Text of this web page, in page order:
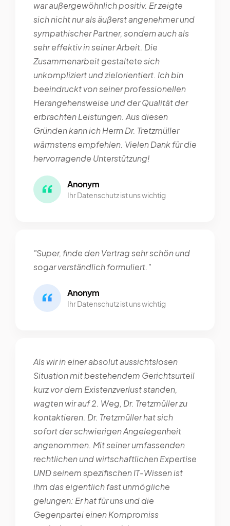
war außergewöhnlich positiv. Er zeigte
sich nicht nur als äußerst angenehmer und
sympathischer Partner, sondern auch als
sehr effektiv in seiner Arbeit. Die
Zusammenarbeit gestaltete sich
unkompliziert und zielorientiert. Ich bin
beeindruckt von seiner professionellen
Herangehensweise und der Qualität der
erbrachten Leistungen. Aus diesen
Gründen kann ich Herrn Dr. Tretzmüller
wärmstens empfehlen. Vielen Dank für die
hervorragende Unterstützung!
Anonym
Ihr Datenschutz ist uns wichtig
"Super, finde den Vertrag sehr schön und
sogar verständlich formuliert."
Anonym
Ihr Datenschutz ist uns wichtig
Als wir in einer absolut aussichtslosen
Situation mit bestehendem Gerichtsurteil
kurz vor dem Existenzverlust standen,
wagten wir auf 2. Weg, Dr. Tretzmüller zu
kontaktieren. Dr. Tretzmüller hat sich
sofort der schwierigen Angelegenheit
angenommen. Mit seiner umfassenden
rechtlichen und wirtschaftlichen Expertise
UND seinem spezifischen IT-Wissen ist
ihm das eigentlich fast unmögliche
gelungen: Er hat für uns und die
Gegenpartei einen Kompromiss